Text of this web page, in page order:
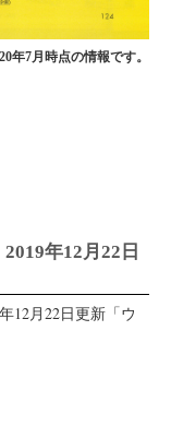
年7月時点の情報です。
年12月22日
12月22日更新「ウ